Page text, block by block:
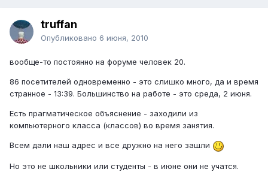
truffan
Опубликовано 6 июня, 2010
вообще-то постоянно на форуме человек 20.
86 посетителей одновременно - это слишко много, да и время
странное - 13:39. Большинство на работе - это среда, 2 июня.
Есть прагматическое объяснение - заходили из
компьютерного класса (классов) во время занятия.
Всем дали наш адрес и все дружно на него зашли
Но это не школьники или студенты - в июне они не учатся.